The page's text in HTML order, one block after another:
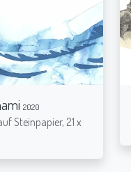
2020
Steinpapier, 21 x